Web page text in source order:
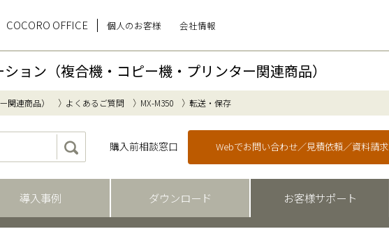
COCORO OFFICE 個人のお客様 会社情報
ョン（複合機・コピー機・プリンター関連商品）
関連商品） よくあるご質問 MX-M350 転送・保存
購入前相談窓口 Webでお問い合わせ／見積依頼／資料請求
導入事例 ダウンロード お客様サポート